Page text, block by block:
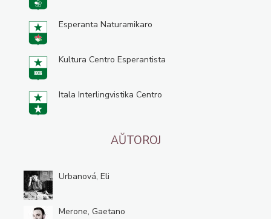
Esperanta Naturamikaro
Kultura Centro Esperantista
Itala Interlingvistika Centro
AŬTOROJ
Urbanová, Eli
Merone, Gaetano